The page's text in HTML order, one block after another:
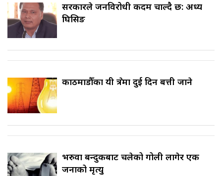
सरकारले जनविरोधी कदम चाल्दै छ: अध्यक्ष
घिसिङ
काठमाडौँका यी क्षेत्रमा दुई दिन बत्ती जाने
भरुवा बन्दुकबाट चलेको गोली लागेर एक
जनाको मृत्यु